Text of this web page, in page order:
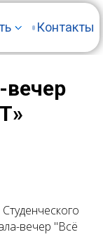
вечер "Всё